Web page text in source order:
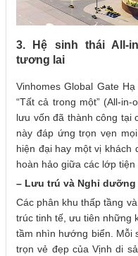
3. Hệ sinh thái All-
tương lai
Vinhomes Global Gate
“Tất cả trong một” (All-
lưu vốn đã thành công tại
này đáp ứng trọn vẹn
hiện đại hay một vị
hoàn hảo giữa các lớp tiện
– Lưu trú và Nghỉ dưỡng
Các phân khu thấp tầng
trúc tinh tế, ưu tiên những
tầm nhìn hướng biển. Mỗi
trọn vẻ đẹp của Vịnh di